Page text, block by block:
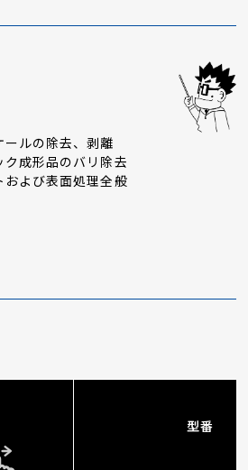
ルの除去、剥離
成形品のバリ除去
よび表面処理全般
型番